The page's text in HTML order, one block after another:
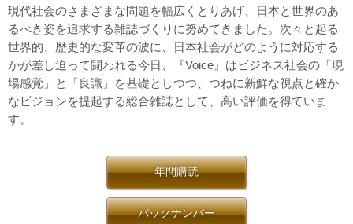
現代社会のさまざまな問題を幅広くとりあげ、日本と世界のあ
るべき姿を追求する雑誌づくりに努めてきました。次々と起る
世界的、歴史的な変革の波に、日本社会がどのように対応する
かが差し迫って闘われる今日、『Voice』はビジネス社会の「現
場感覚」と「良識」を基礎としつつ、つねに新鮮な視点と確か
なビジョンを提起する総合雑誌として、高い評価を得ていま
す。
年間購読
バックナンバー